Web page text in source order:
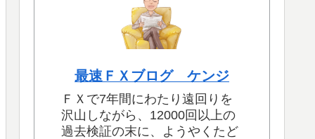
最速ＦＸブログ ケンジ
ＦＸで7年間にわたり遠回りを
沢山しながら、12000回以上の
過去検証の末に、ようやくたど